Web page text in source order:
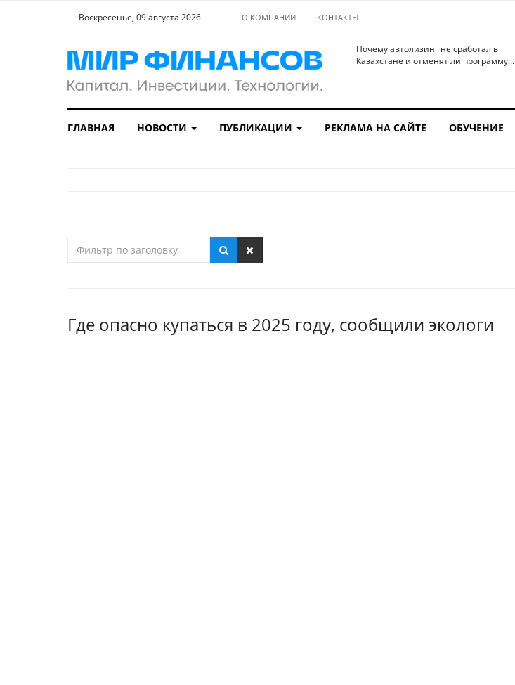
Воскресенье, 09 августа 2026 О КОМПАНИИ КОНТАКТЫ
Почему автолизинг не сработал в
Казахстане и отменят ли программу...
ГЛАВНАЯ НОВОСТИ ПУБЛИКАЦИИ РЕКЛАМА НА САЙТЕ ОБУЧЕНИЕ
Где опасно купаться в 2025 году, сообщили экологи